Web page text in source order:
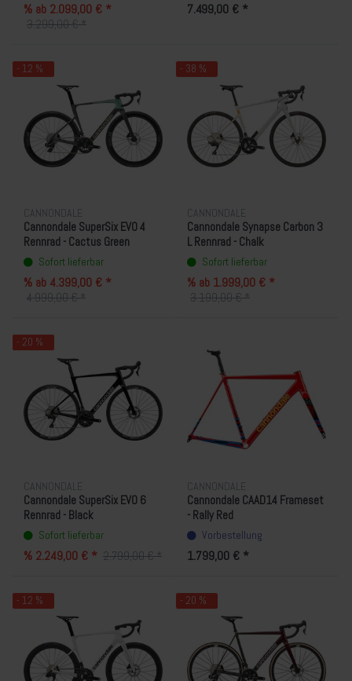
% ab 2.099,00 € *
3.299,00 € *
7.499,00 € *
- 12 %
CANNONDALE
Cannondale SuperSix EVO 4
Rennrad - Cactus Green
Sofort lieferbar
% ab 4.399,00 € *
4.999,00 € *
- 38 %
CANNONDALE
Cannondale Synapse Carbon 3
L Rennrad - Chalk
Sofort lieferbar
% ab 1.999,00 € *
3.199,00 € *
- 20 %
CANNONDALE
Cannondale SuperSix EVO 6
Rennrad - Black
Sofort lieferbar
% 2.249,00 € * 2.799,00 € *
CANNONDALE
Cannondale CAAD14 Frameset
- Rally Red
Vorbestellung
1.799,00 € *
- 12 % - 20 %